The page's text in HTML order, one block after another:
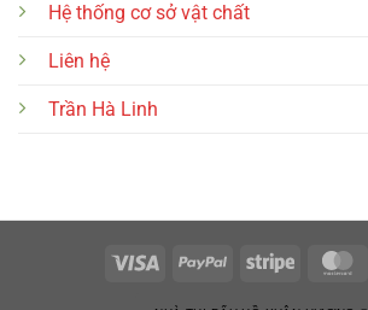
Hệ thống cơ sở vật chất
Liên hệ
Trần Hà Linh